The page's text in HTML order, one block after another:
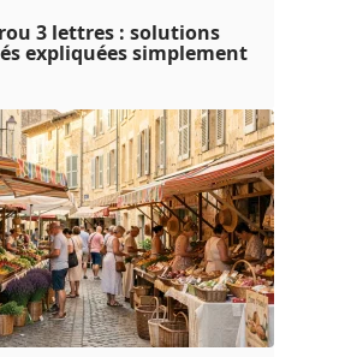
3 lettres : solutions
expliquées simplement